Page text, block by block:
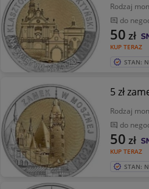
Rodzaj
do
KUP TERAZ
50 zł
STAN:
5 zł
Rodzaj
do
KUP TERAZ
50 zł
STAN: